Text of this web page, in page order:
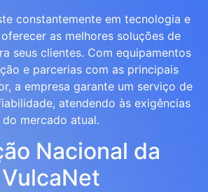
constantemente em tecnologia e
as melhores soluções de
seus clientes. Com equipamentos
e parcerias com as principais
a empresa garante um serviço de
atendendo às exigências
do mercado atual.
Nacional da
VulcaNet